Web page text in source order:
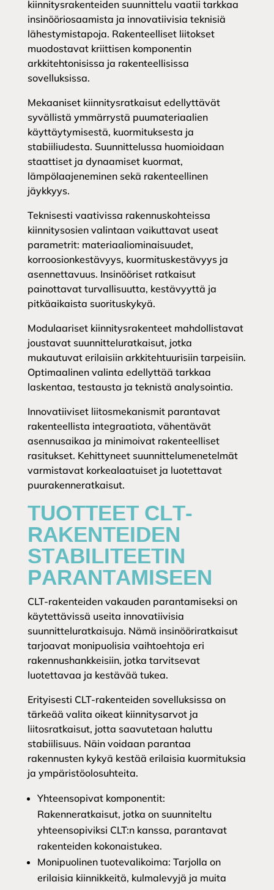
kiinnitysrakenteiden suunnittelu vaatii tarkkaa
insinööriosaamista ja innovatiivisia teknisiä
lähestymistapoja. Rakenteelliset liitokset
muodostavat kriittisen komponentin
arkkitehtonisissa ja rakenteellisissa
sovelluksissa.
Mekaaniset kiinnitysratkaisut edellyttävät
syvällistä ymmärrystä puumateriaalien
käyttäytymisestä, kuormituksesta ja
stabiiliudesta. Suunnittelussa huomioidaan
staattiset ja dynaamiset kuormat,
lämpölaajeneminen sekä rakenteellinen
jäykkyys.
Teknisesti vaativissa rakennuskohteissa
kiinnitysosien valintaan vaikuttavat useat
parametrit: materiaaliominaisuudet,
korroosionkestävyys, kuormituskestävyys ja
asennettavuus. Insinööriset ratkaisut
painottavat turvallisuutta, kestävyyttä ja
pitkäaikaista suorituskykyä.
Modulaariset kiinnitysrakenteet mahdollistavat
joustavat suunnitteluratkaisut, jotka
mukautuvat erilaisiin arkkitehtuurisiin tarpeisiin.
Optimaalinen valinta edellyttää tarkkaa
laskentaa, testausta ja teknistä analysointia.
Innovatiiviset liitosmekanismit parantavat
rakenteellista integraatiota, vähentävät
asennusaikaa ja minimoivat rakenteelliset
rasitukset. Kehittyneet suunnittelumenetelmät
varmistavat korkealaatuiset ja luotettavat
puurakenneratkaisut.
TUOTTEET CLT-
RAKENTEIDEN
STABILITEETIN
PARANTAMISEEN
CLT-rakenteiden vakauden parantamiseksi on
käytettävissä useita innovatiivisia
suunnitteluratkaisuja. Nämä insinööriratkaisut
tarjoavat monipuolisia vaihtoehtoja eri
rakennushankkeisiin, jotka tarvitsevat
luotettavaa ja kestävää tukea.
Erityisesti CLT-rakenteiden sovelluksissa on
tärkeää valita oikeat kiinnitysarvot ja
liitosratkaisut, jotta saavutetaan haluttu
stabiilisuus. Näin voidaan parantaa
rakennusten kykyä kestää erilaisia kuormituksia
ja ympäristöolosuhteita.
Yhteensopivat komponentit:
Rakenneratkaisut, jotka on suunniteltu
yhteensopiviksi CLT:n kanssa, parantavat
rakenteiden kokonaistukea.
Monipuolinen tuotevalikoima: Tarjolla on
erilaisia kiinnikkeitä, kulmalevyjä ja muita